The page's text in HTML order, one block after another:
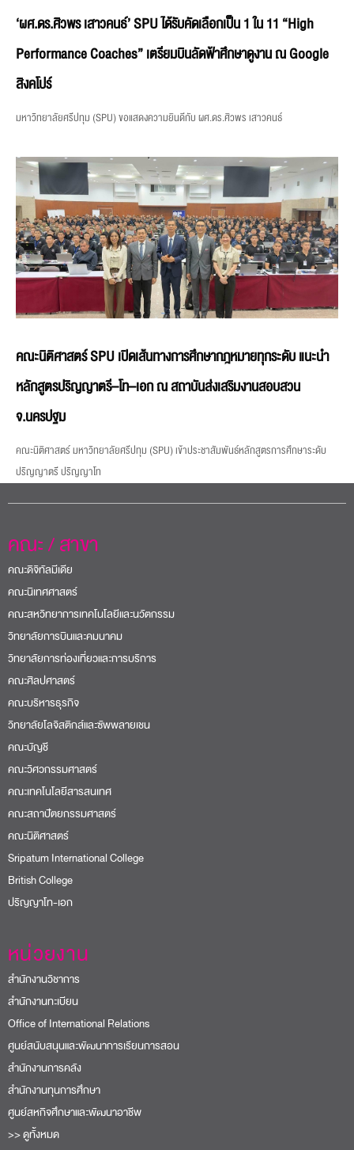
‘ผศ.ดร.ศิวพร เสาวคนธ์’ SPU ได้รับคัดเลือกเป็น 1 ใน 11 “High
Performance Coaches” เตรียมบินลัดฟ้าศึกษาดูงาน ณ Google
สิงคโปร์
มหาวิทยาลัยศรีปทุม (SPU) ขอแสดงความยินดีกับ ผศ.ดร.ศิวพร เสาวคนธ์
คณะนิติศาสตร์ SPU เปิดเส้นทางการศึกษากฎหมายทุกระดับ แนะนำ
หลักสูตรปริญญาตรี–โท–เอก ณ สถาบันส่งเสริมงานสอบสวน
จ.นครปฐม
คณะนิติศาสตร์ มหาวิทยาลัยศรีปทุม (SPU) เข้าประชาสัมพันธ์หลักสูตรการศึกษาระดับ
ปริญญาตรี ปริญญาโท
คณะ / สาขา
คณะดิจิทัลมีเดีย
คณะนิเทศศาสตร์
คณะสหวิทยาการเทคโนโลยีและนวัตกรรม
วิทยาลัยการบินและคมนาคม
วิทยาลัยการท่องเที่ยวและการบริการ
คณะศิลปศาสตร์
คณะบริหารธุรกิจ
วิทยาลัยโลจิสติกส์และซัพพลายเชน
คณะบัญชี
คณะวิศวกรรมศาสตร์
คณะเทคโนโลยีสารสนเทศ
คณะสถาปัตยกรรมศาสตร์
คณะนิติศาสตร์
Sripatum International College
British College
ปริญญาโท-เอก
หน่วยงาน
สำนักงานวิชาการ
สำนักงานทะเบียน
Office of International Relations
ศูนย์สนับสนุนและพัฒนาการเรียนการสอน
สำนักงานการคลัง
สำนักงานทุนการศึกษา
ศูนย์สหกิจศึกษาและพัฒนาอาชีพ
>> ดูทั้งหมด